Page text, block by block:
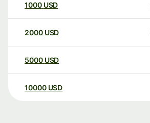
1000 USD
2000 USD
5000 USD
10000 USD